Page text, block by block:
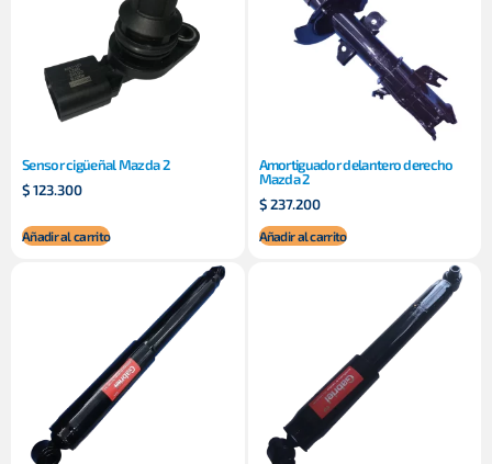
Sensor cigüeñal Mazda 2
$123.300
Añadir al carrito
Amortiguador delantero derecho
Mazda 2
$237.200
Añadir al carrito